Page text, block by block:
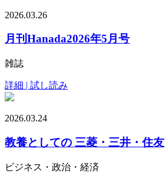
2026.03.26
月刊Hanada2026年5月号
雑誌
詳細 | 試し読み
2026.03.24
教養としての 三菱・三井・住友
ビジネス・政治・経済